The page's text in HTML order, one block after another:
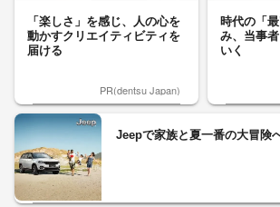
「楽しさ」を感じ、人の心を
動かすクリエイティビティを
届ける
PR(dentsu Japan)
時代の「
み、当事
いく
Jeepで家族と夏一番の大冒険